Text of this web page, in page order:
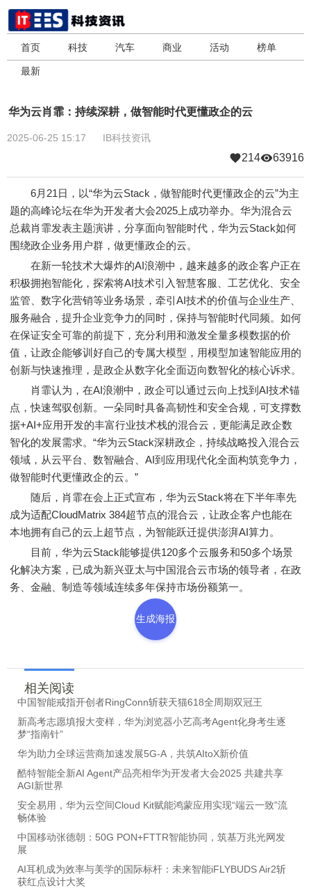
首页 科技 汽车 商业 活动 榜单
最新
华为云肖霏：持续深耕，做智能时代更懂政企的云
2025-06-25 15:17 IB科技资讯
214 63916
6月21日，以“华为云Stack，做智能时代更懂政企的云”为主
题的高峰论坛在华为开发者大会2025上成功举办。华为混合云
总裁肖霏发表主题演讲，分享面向智能时代，华为云Stack如何
围绕政企业务用户群，做更懂政企的云。
在新一轮技术大爆炸的AI浪潮中，越来越多的政企客户正在
积极拥抱智能化，探索将AI技术引入智慧客服、工艺优化、安全
监管、数字化营销等业务场景，牵引AI技术的价值与企业生产、
服务融合，提升企业竞争力的同时，保持与智能时代同频。如何
在保证安全可靠的前提下，充分利用和激发全量多模数据的价
值，让政企能够训好自己的专属大模型，用模型加速智能应用的
创新与快速推理，是政企从数字化全面迈向数智化的核心诉求。
肖霏认为，在AI浪潮中，政企可以通过云向上找到AI技术锚
点，快速驾驭创新。一朵同时具备高韧性和安全合规，可支撑数
据+AI+应用开发的丰富行业技术栈的混合云，更能满足政企数
智化的发展需求。“华为云Stack深耕政企，持续战略投入混合云
领域，从云平台、数智融合、AI到应用现代化全面构筑竞争力，
做智能时代更懂政企的云。”
随后，肖霏在会上正式宣布，华为云Stack将在下半年率先
成为适配CloudMatrix 384超节点的混合云，让政企客户也能在
本地拥有自己的云上超节点，为智能跃迁提供澎湃AI算力。
目前，华为云Stack能够提供120多个云服务和50多个场景
化解决方案，已成为新兴亚太与中国混合云市场的领导者，在政
务、金融、制造等领域连续多年保持市场份额第一。
生成海报
相关阅读
中国智能戒指开创者RingConn斩获天猫618全周期双冠王
新高考志愿填报大变样，华为浏览器小艺高考Agent化身考生逐
梦“指南针”
华为助力全球运营商加速发展5G-A，共筑AItoX新价值
酷特智能全新AI Agent产品亮相华为开发者大会2025 共建共享
AGI新世界
安全易用，华为云空间Cloud Kit赋能鸿蒙应用实现“端云一致”流
畅体验
中国移动张德朝：50G PON+FTTR智能协同，筑基万兆光网发
展
AI耳机成为效率与美学的国际标杆：未来智能iFLYBUDS Air2斩
获红点设计大奖